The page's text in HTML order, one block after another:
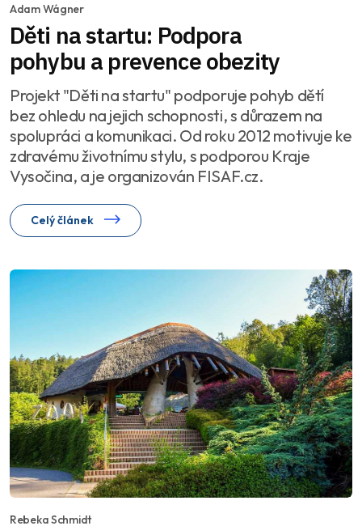
Adam Wágner
Děti na startu: Podpora
pohybu a prevence obezity
Projekt "Děti na startu" podporuje pohyb dětí
bez ohledu na jejich schopnosti, s důrazem na
spolupráci a komunikaci. Od roku 2012 motivuje ke
zdravému životnímu stylu, s podporou Kraje
Vysočina, a je organizován FISAF.cz.
Celý článek
Rebeka Schmidt